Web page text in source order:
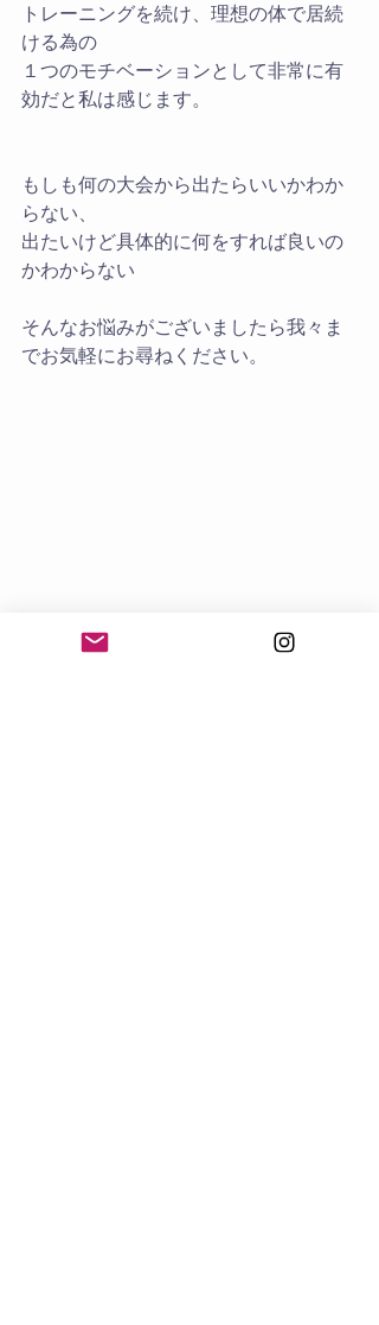
トレーニングを続け、理想の体で居続
ける為の
１つのモチベーションとして非常に有
効だと私は感じます。
もしも何の大会から出たらいいかわか
らない、
出たいけど具体的に何をすれば良いの
かわからない
そんなお悩みがございましたら我々ま
でお気軽にお尋ねください。